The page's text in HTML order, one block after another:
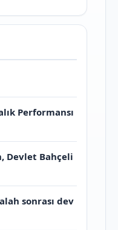
Performansı
Devlet Bahçeli
sonrası dev